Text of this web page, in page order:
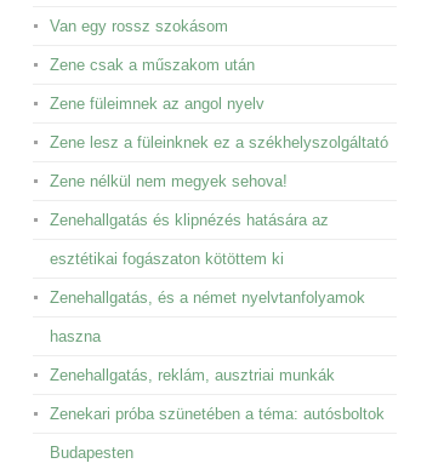
Van egy rossz szokásom
Zene csak a műszakom után
Zene füleimnek az angol nyelv
Zene lesz a füleinknek ez a székhelyszolgáltató
Zene nélkül nem megyek sehova!
Zenehallgatás és klipnézés hatására az
esztétikai fogászaton kötöttem ki
Zenehallgatás, és a német nyelvtanfolyamok
haszna
Zenehallgatás, reklám, ausztriai munkák
Zenekari próba szünetében a téma: autósboltok
Budapesten